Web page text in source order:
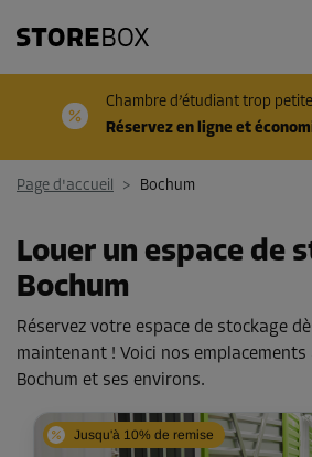
Chambre d’étudiant trop
Réservez en ligne et
Page d'accueil > Bochum
Louer un espace de
Bochum
Réservez votre espace de stockage
maintenant ! Voici nos emplacements
Bochum et ses environs.
Jusqu'à 10% de remise